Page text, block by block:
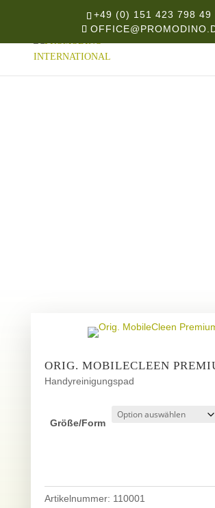
+49 (0) 151 423 798 49
ORIG. MOBILECLEEN
Handyreinigungspad
Größe/Form
Artikelnummer: 110001